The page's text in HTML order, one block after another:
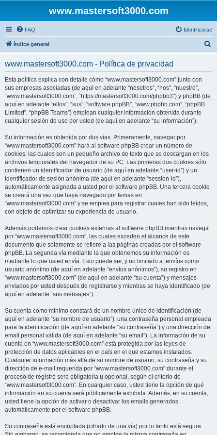
www.mastersoft3000.com
FAQ Identificarse
Índice general
www.mastersoft3000.com - Política de privacidad
Esta política explica con detalle cómo “www.mastersoft3000.com” junto con
sus empresas asociadas (de aquí en adelante “nosotros”, “nos”, “nuestro”,
“www.mastersoft3000.com”, “https://mastersoft3000.com/phpbb3”) y phpBB (de
aquí en adelante “ellos”, “sus”, “software phpBB”, “www.phpbb.com”, “phpBB
Limited”, “phpBB Teams”) emplean cualquier información obtenida durante
cualquier sesión de uso por usted (de aquí en adelante “su información”).
Su información es obtenida por dos vías. Primeramente, navegar por
“www.mastersoft3000.com” hará al software phpBB crear un número de
cookies, las cuales son un pequeño archivo de texto que se descargan en los
archivos temporales del navegador de su PC. Las primeras dos cookies sólo
contienen un identificador de usuario (de aquí en adelante “user-id”) y un
identificador de sesión anónima (de aquí en adelante “session-id”),
automáticamente asignada a usted por el software phpBB. Una tercera cookie
se creará una vez que haya navegado por temas en
“www.mastersoft3000.com” y se emplea para registrar cuales han sido leídos,
con objeto de optimizar su experiencia de usuario.
Además podemos crear cookies externas al software phpBB mientras navega
por “www.mastersoft3000.com”, las cuales exceden el alcance de este
documento que solamente se refiere a las páginas creadas por el software
phpBB. La segunda vía mediante la que obtenemos su información es
mediante lo que usted envía. Esto puede ser, y no limitado a: envíos como
usuario anónimo (de aquí en adelante “envíos anónimos”), su registro en
“www.mastersoft3000.com” (de aquí en adelante “su cuenta”) y mensajes
enviados por usted después de registrarse y mientras se haya identificado (de
aquí en adelante “sus mensajes”).
Su cuenta como mínimo constará de un nombre único de identificación (de
aquí en adelante “su nombre de usuario”), una contraseña personal empleada
para la identificación (de aquí en adelante “su contraseña”) y una dirección de
email personal válida (de aquí en adelante “su email”). La información de su
cuenta en “www.mastersoft3000.com” está protegida por las leyes de
protección de datos aplicables en el país en el que estamos instalados.
Cualquier información más allá de su nombre de usuario, su contraseña y su
dirección de e-mail requerida por “www.mastersoft3000.com” durante el
proceso de registro será obligatoria u opcional, según el criterio de
“www.mastersoft3000.com”. En cualquier caso, usted tiene la opción de qué
información en su cuenta será públicamente exhibida. Además, en su cuenta,
usted tiene la opción de activar o desactivar los emails generados
automáticamente por el software phpBB.
Su contraseña está encriptada (cifrado de una vía) por lo tanto está segura.